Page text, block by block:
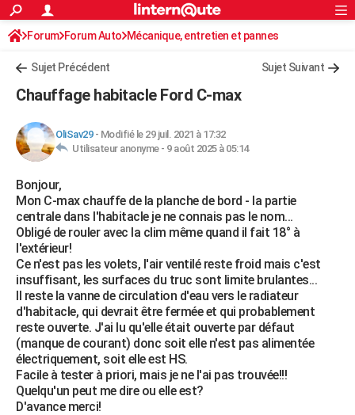
ACTUALITÉS
Politique
Société
Faits Divers
Education
Monde
Villes
+
Retraite
Impôts
Epargne
Immobilier
Risques naturels par ville
Banque
Assurance
Crédit
AUTO
HIGH-TECH
Mobiles
Meilleur smartphone
Internet
Ordinateurs
Jeux vidéo
Guide high-tech
+BRICOLAGE
Forum
Aménagement intérieur
Extérieur
Cuisine
Salle de bains
Jardinage
Rangement
WEEK-END
Guides de France
Escapades
Patrimoine
Expositions
Musées
Week-end nature
+LIFESTYLE
Art de vivre
Bien-être
Loisirs
ModeModes de vie
SANTE
Alimentation
Guide de la santé
Maladies
Médicaments
Sommeil
VOYAGE
Destinations
City break
Voyage nature
Voyage de noces
Forum
Climat
+PHOTO
GUIDES D'ACHAT
Rechercher
S'inscrire
Connexion
Forum Forum Auto Mécanique, entretien et pannes
Sujet Précédent Sujet Suivant
Chauffage habitacle Ford C-max
OliSav29- Modifié le 29 juil. 2021 à 17:32
Utilisateur anonyme - 9 août 2025 à 05:14
Bonjour,
Mon C-max chauffe de la planche de bord - la partie
centrale dans l'habitacle je ne connais pas le nom...
Obligé de rouler avec la clim même quand il fait 18° à
l'extérieur!
Ce n'est pas les volets, l'air ventilé reste froid mais c'est
insuffisant, les surfaces du truc sont limite brulantes...
Il reste la vanne de circulation d'eau vers le radiateur
d'habitacle, qui devrait être fermée et qui probablement
reste ouverte. J'ai lu qu'elle était ouverte par défaut
(manque de courant) donc soit elle n'est pas alimentée
électriquement, soit elle est HS.
Facile à tester à priori, mais je ne l'ai pas trouvée!!!
Quelqu'un peut me dire ou elle est?
D'avance merci!